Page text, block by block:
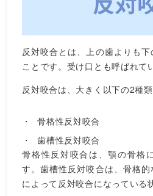
反対咬合とは、上の歯よりも
ことです。受け口とも呼ばれて
反対咬合は、大きく以下の2種類
骨格性反対咬合
歯槽性反対咬合
骨格性反対咬合は、顎の骨格
す。歯槽性反対咬合は、骨格
によって反対咬合になっている